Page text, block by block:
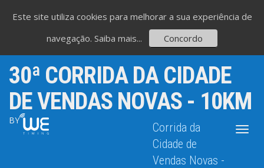
30ª CORRIDA DA CIDADE
DE VENDAS NOVAS - 10KM
BY
Corrida da
Cidade de
Vendas Novas -
Este site utiliza cookies para melhorar a sua experiência de
navegação. Saiba mais... Concordo